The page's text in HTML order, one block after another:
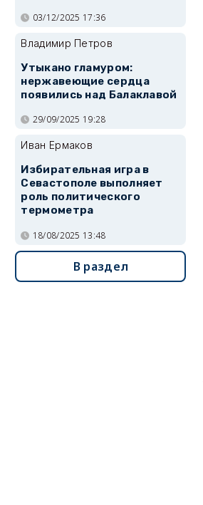
03/12/2025 17:36
Владимир Петров
Утыкано гламуром:
нержавеющие сердца
появились над Балаклавой
29/09/2025 19:28
Иван Ермаков
Избирательная игра в
Севастополе выполняет
роль политического
термометра
18/08/2025 13:48
В раздел